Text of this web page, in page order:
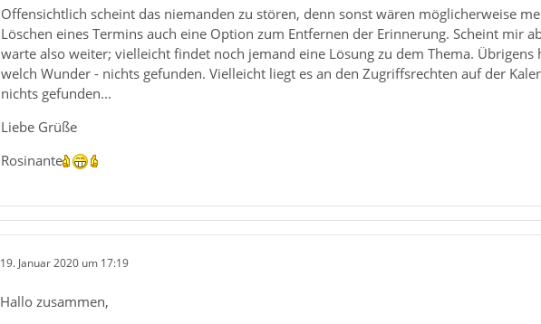
Offensichtlich scheint das niemanden zu stören, denn sonst wären möglicherweise
Löschen eines Termins auch eine Option zum Entfernen der Erinnerung. Scheint mir
warte also weiter; vielleicht findet noch jemand eine Lösung zu dem Thema.
welch Wunder - nichts gefunden. Vielleicht liegt es an den Zugriffsrechten auf der
nichts gefunden...
Liebe Grüße
Rosinante
19. Januar 2020 um 17:19
Hallo zusammen,